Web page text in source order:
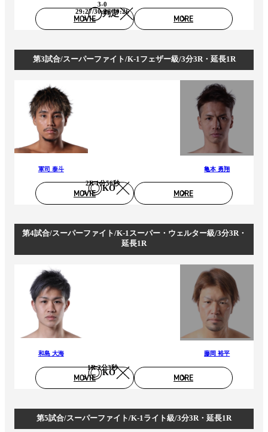
判定
3-0
29:27/30:26/30:26
MOVIE MORE
第3試合/スーパーファイト/K-1フェザー級/3分3R・延長1R
軍司 泰斗
KO
2R 1分56秒
亀本 勇翔
MOVIE MORE
第4試合/スーパーファイト/K-1スーパー・ウェルター級/3分3R・
延長1R
和島 大海
KO
1R 2分3秒
藤岡 裕平
MOVIE MORE
第5試合/スーパーファイト/K-1ライト級/3分3R・延長1R